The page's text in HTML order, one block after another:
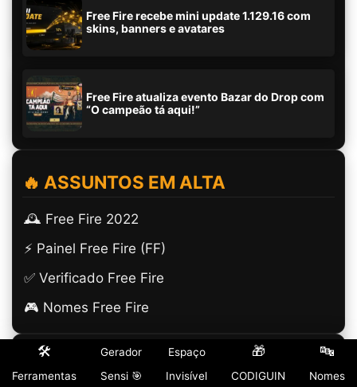
Free Fire recebe mini update 1.129.16 com
skins, banners e avatares
Free Fire atualiza evento Bazar do Drop com
“O campeão tá aqui!”
🔥 ASSUNTOS EM ALTA
🕰️ Free Fire 2022
⚡ Painel Free Fire (FF)
✅ Verificado Free Fire
🎮 Nomes Free Fire
🎮 GUIAS ESSENCIAIS
🛠️
Ferramentas
Gerador
Sensi 🎯
Espaço
Invisível
🎁
CODIGUIN
🔤
Nomes